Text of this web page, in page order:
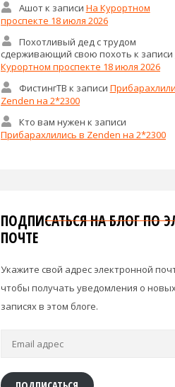
Ашотк записи На Курортном
проспекте 18 июля 2026
Похотливый дед с трудом
сдерживающий свою похоть к записи
Курортном проспекте 18 июля 2026
ФистингТВ к записи
Zenden на 2*2300
Кто вам нужен к записи
Прибарахлились в Zenden на 2*2300
ПОДПИСАТЬСЯ НА БЛОГ ПО
ПОЧТЕ
Укажите свой адрес электронной
чтобы получать уведомления о новых
записях в этом блоге.